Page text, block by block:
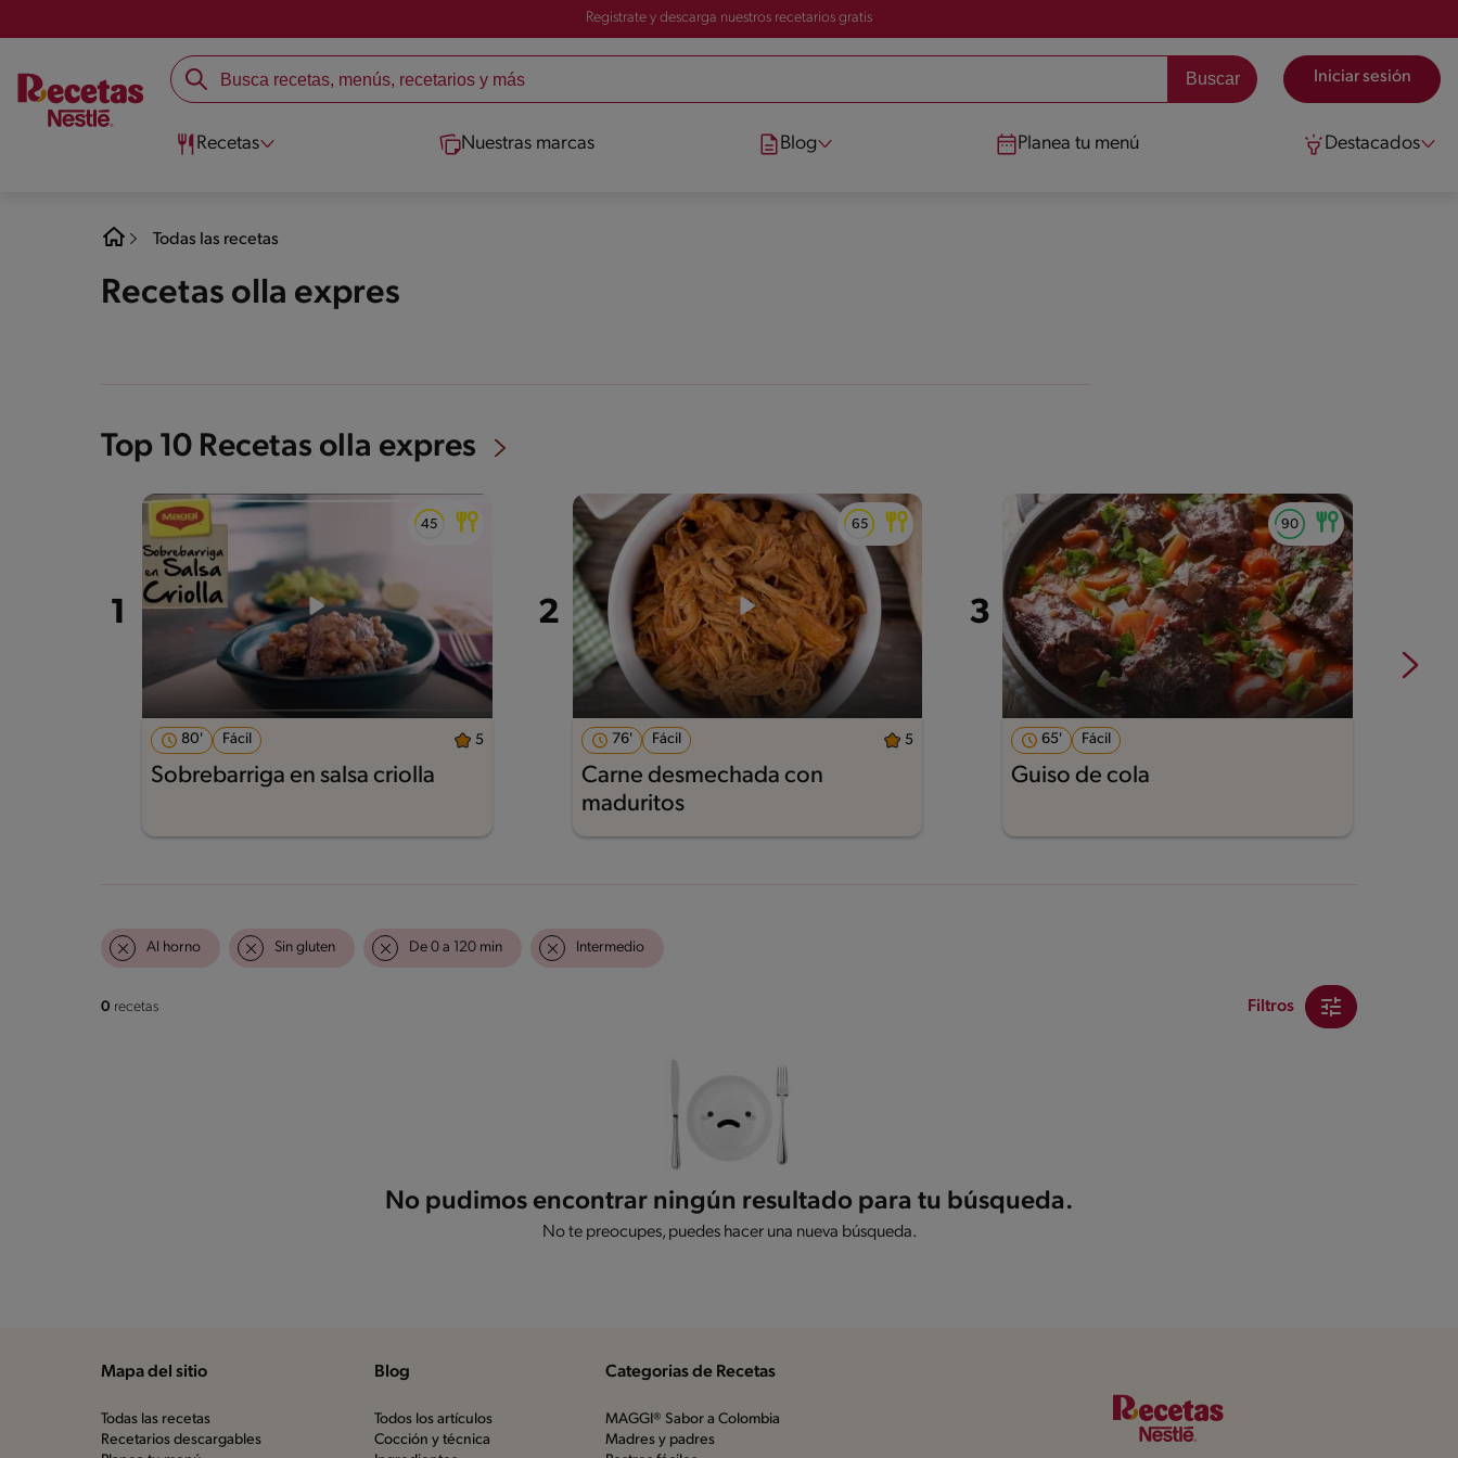
Registrate y descarga nuestros recetarios gratis
Iniciar sesión
Recetas Nuestras marcas Blog Planea tu menú Destacados
Todas las recetas
Recetas olla expres
Top 10 Recetas olla expres
80' Fácil 5
Sobrebarriga en salsa criolla
76' Fácil 5
Carne desmechada con
maduritos
65' Fácil
Guiso de cola
Al horno Sin gluten De 0 a 120 min Intermedio
0 recetas Filtros
No pudimos encontrar ningún resultado para tu búsqueda.
No te preocupes, puedes hacer una nueva búsqueda.
Mapa del sitio
Todas las recetas
Recetarios descargables
Blog
Todos los artículos
Cocción y técnica
Categorias de Recetas
MAGGI® Sabor a Colombia
Madres y padres